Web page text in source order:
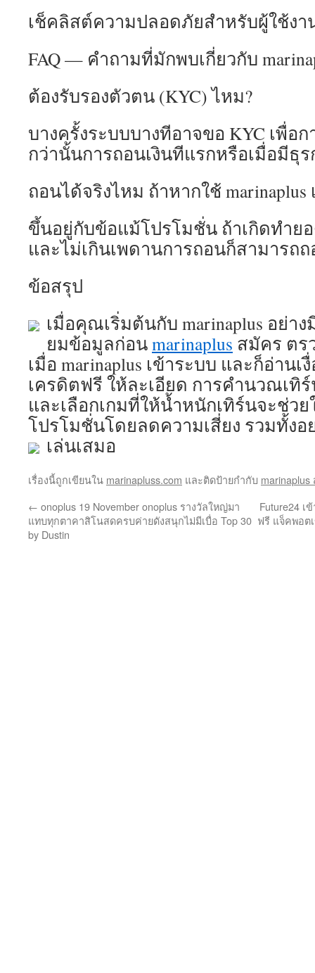
เช็คลิสต์ความปลอดภัยสำหรับผู้ใช้งา
FAQ — คำถามที่มักพบเกี่ยวกับ
ต้องรับรองตัวตน (KYC) ไหม?
บางครั้งระบบบางทีอาจขอ KYC เพื่อ
กว่านั้นการถอนเงินทีแรกหรือเมื่อมีธุ
ถอนได้จริงไหม ถ้าหากใช้ marinaplus
ขึ้นอยู่กับข้อแม้โปรโมชั่น ถ้าเกิดทำย
และไม่เกินเพดานการถอนก็สามารถ
ข้อสรุป
เมื่อคุณเริ่มต้นกับ marinaplus อย่า
ยมข้อมูลก่อนmarinaplus สมัคร ตร
เมื่อ marinaplus เข้าระบบ และก็อ่านเ
เครดิตฟรี ให้ละเอียด การคำนวณเ
และเลือกเกมที่ให้น้ำหนักเทิร์นจะช่ว
โปรโมชั่นโดยลดความเสี่ยง รวมทั้ง
เล่นเสมอ
เรื่องนี้ถูกเขียนใน marinapluss.com และติดป้ายกำกับ
← onoplus 19 November onoplus รางวัลใหญ่มา
แทบทุกตาคาสิโนสดครบค่ายดังสนุกไม่มีเบื่อ Top 30
by Dustin
Future24 เ
ฟรี แจ็คพอต